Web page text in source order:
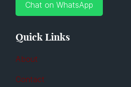
Chat on WhatsApp
Quick Links
About
Contact